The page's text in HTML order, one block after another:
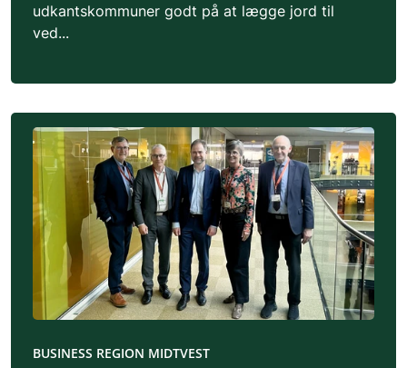
udkantskommuner godt på at lægge jord til
ved...
BUSINESS REGION MIDTVEST